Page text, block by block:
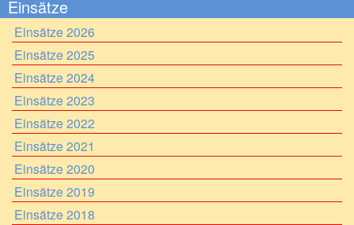
Einsätze
Einsätze 2026
Einsätze 2025
Einsätze 2024
Einsätze 2023
Einsätze 2022
Einsätze 2021
Einsätze 2020
Einsätze 2019
Einsätze 2018